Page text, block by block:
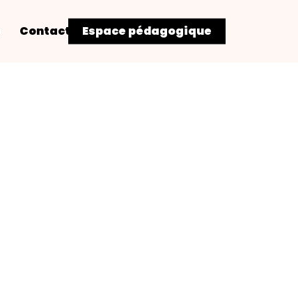
Contact Espace pédagogique